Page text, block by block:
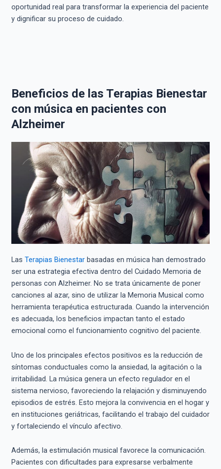
oportunidad real para transformar la experiencia del paciente
y dignificar su proceso de cuidado.
Beneficios de las Terapias Bienestar
con música en pacientes con
Alzheimer
Las Terapias Bienestarbasadas en música han demostrado
ser una estrategia efectiva dentro del Cuidado Memoria de
personas con Alzheimer. No se trata únicamente de poner
canciones al azar, sino de utilizar la Memoria Musical como
herramienta terapéutica estructurada. Cuando la intervención
es adecuada, los beneficios impactan tanto el estado
emocional como el funcionamiento cognitivo del paciente.
Uno de los principales efectos positivos es la reducción de
síntomas conductuales como la ansiedad, la agitación o la
irritabilidad. La música genera un efecto regulador en el
sistema nervioso, favoreciendo la relajación y disminuyendo
episodios de estrés. Esto mejora la convivencia en el hogar y
en instituciones geriátricas, facilitando el trabajo del cuidador
y fortaleciendo el vínculo afectivo.
Además, la estimulación musical favorece la comunicación.
Pacientes con dificultades para expresarse verbalmente